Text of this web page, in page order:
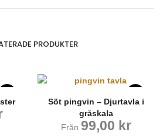
PRODUKTER
Söt pingvin – Djurtavla i
gråskala
Från 99,00 kr